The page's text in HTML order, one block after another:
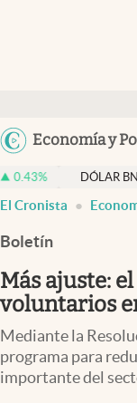
Economía y
Members
Economía y Política
Finanzas y Mercados
Mercados Online
Negocios
Columnistas
Apertura
DÓLAR BNA $ 1520
El Cronista
Boletín
Más ajuste:
voluntarios
Mediante la
programa para
importante del